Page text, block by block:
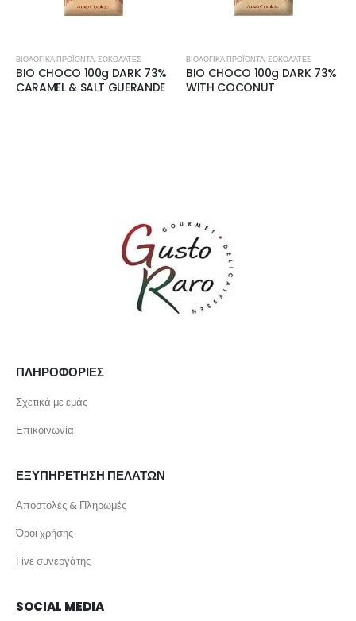
ΒΙΟΛΟΓΙΚΆ ΠΡΟΪΌΝΤΑ,ΣΟΚΟΛΆΤΕΣ
BIO CHOCO 100g DARK 73%
CARAMEL & SALT GUERANDE
ΒΙΟΛΟΓΙΚΆ ΠΡΟΪΌΝΤΑ,ΣΟΚΟΛΆΤΕΣ
BIO CHOCO 100g DARK 73%
WITH COCONUT
ΠΛΗΡΟΦΟΡΙΕΣ
Σχετικά με εμάς
Επικοινωνία
ΕΞΥΠΗΡΕΤΗΣΗ ΠΕΛΑΤΩΝ
Αποστολές & Πληρωμές
Όροι χρήσης
Γίνε συνεργάτης
SOCIAL MEDIA